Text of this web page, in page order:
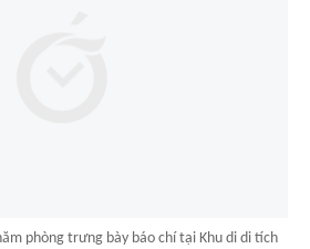
phòng trưng bày báo chí tại Khu di di tích